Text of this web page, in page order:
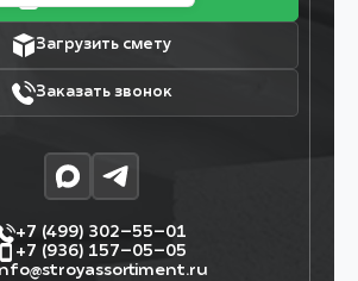
Загрузить смету
Заказать звонок
+7 (499) 302–55–01
+7 (936) 157–05–05